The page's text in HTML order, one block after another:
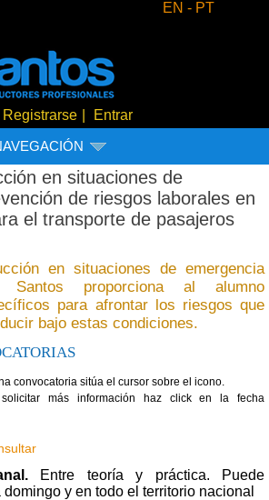
EN - PT
Registrarse
Entrar
en situaciones de
de riesgos laborales en
el transporte de pasajeros
en situaciones de emergencia
proporciona al alumno
para afrontar los riesgos que
bajo estas condiciones.
convocatoria sitúa el cursor sobre el icono.
más información haz click en la fecha
Entre teoría y práctica. Puede
y en todo el territorio nacional